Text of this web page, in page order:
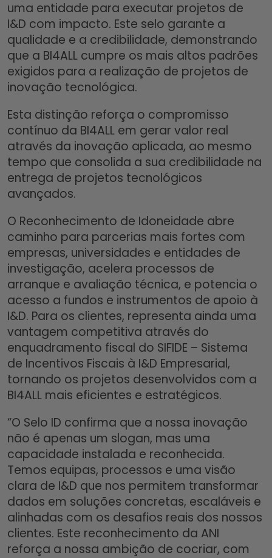
uma entidade para executar projetos de
I&D com impacto. Este selo garante a
qualidade e a credibilidade, demonstrando
que a BI4ALL cumpre os mais altos padrões
exigidos para a realização de projetos de
inovação tecnológica.
Esta distinção reforça o compromisso
contínuo da BI4ALL em gerar valor real
através da inovação aplicada, ao mesmo
tempo que consolida a sua credibilidade na
entrega de projetos tecnológicos
avançados.
O Reconhecimento de Idoneidade abre
caminho para parcerias mais fortes com
empresas, universidades e entidades de
investigação, acelera processos de
arranque e avaliação técnica, e potencia o
acesso a fundos e instrumentos de apoio à
I&D. Para os clientes, representa ainda uma
vantagem competitiva através do
enquadramento fiscal do SIFIDE – Sistema
de Incentivos Fiscais à I&D Empresarial,
tornando os projetos desenvolvidos com a
BI4ALL mais eficientes e estratégicos.
“O Selo ID confirma que a nossa inovação
não é apenas um slogan, mas uma
capacidade instalada e reconhecida.
Temos equipas, processos e uma visão
clara de I&D que nos permitem transformar
dados em soluções concretas, escaláveis e
alinhadas com os desafios reais dos nossos
clientes. Este reconhecimento da ANI
reforça a nossa ambição de cocriar, com